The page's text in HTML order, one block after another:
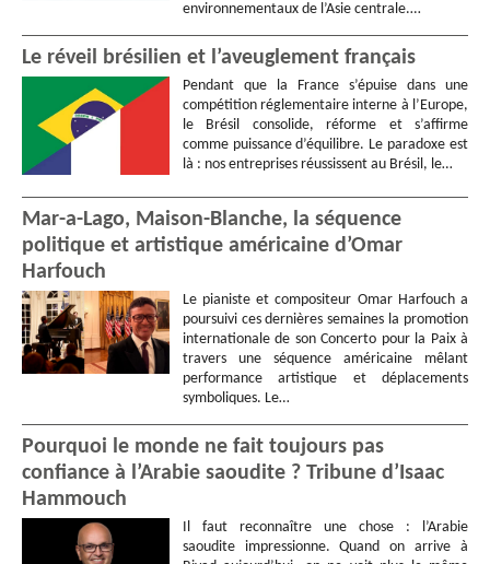
environnementaux de l’Asie centrale.…
Le réveil brésilien et l’aveuglement français
Pendant que la France s’épuise dans une
compétition réglementaire interne à l’Europe,
le Brésil consolide, réforme et s’affirme
comme puissance d’équilibre. Le paradoxe est
là : nos entreprises réussissent au Brésil, le…
Mar-a-Lago, Maison-Blanche, la séquence
politique et artistique américaine d’Omar
Harfouch
Le pianiste et compositeur Omar Harfouch a
poursuivi ces dernières semaines la promotion
internationale de son Concerto pour la Paix à
travers une séquence américaine mêlant
performance artistique et déplacements
symboliques. Le…
Pourquoi le monde ne fait toujours pas
confiance à l’Arabie saoudite ? Tribune d’Isaac
Hammouch
Il faut reconnaître une chose : l’Arabie
saoudite impressionne. Quand on arrive à